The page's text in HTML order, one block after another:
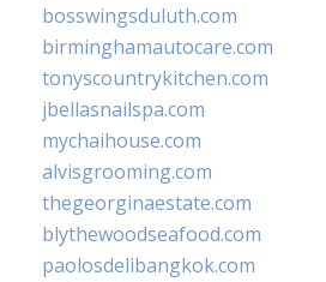
bosswingsduluth.com
birminghamautocare.com
tonyscountrykitchen.com
jbellasnailspa.com
mychaihouse.com
alvisgrooming.com
thegeorginaestate.com
blythewoodseafood.com
paolosdelibangkok.com